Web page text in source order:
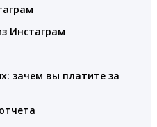
Инстаграм
зачем вы платите за